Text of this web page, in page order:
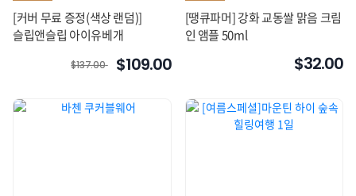
[커버 무료 증정(색상 랜덤)]
슬립앤슬립 아이유베개
$137.00 $109.00
[땡큐파머] 강화 교동쌀 맑음 크림
인 앰플 50ml
$32.00